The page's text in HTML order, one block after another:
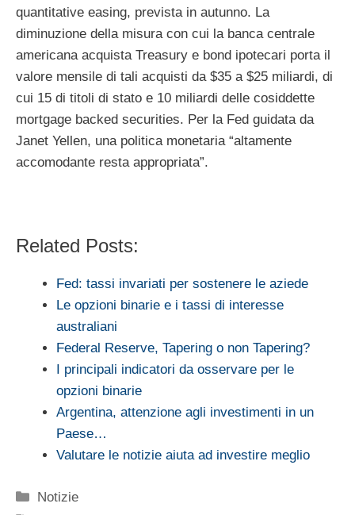
quantitative easing, prevista in autunno. La
diminuzione della misura con cui la banca centrale
americana acquista Treasury e bond ipotecari porta il
valore mensile di tali acquisti da $35 a $25 miliardi, di
cui 15 di titoli di stato e 10 miliardi delle cosiddette
mortgage backed securities. Per la Fed guidata da
Janet Yellen, una politica monetaria “altamente
accomodante resta appropriata”.
Related Posts:
Fed: tassi invariati per sostenere le aziede
Le opzioni binarie e i tassi di interesse
australiani
Federal Reserve, Tapering o non Tapering?
I principali indicatori da osservare per le
opzioni binarie
Argentina, attenzione agli investimenti in un
Paese…
Valutare le notizie aiuta ad investire meglio
Categorie
Notizie